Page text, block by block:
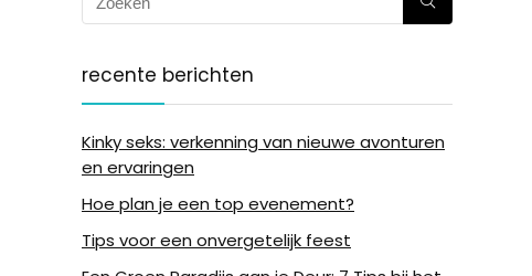
recente berichten
Kinky seks: verkenning van nieuwe avonturen
en ervaringen
Hoe plan je een top evenement?
Tips voor een onvergetelijk feest